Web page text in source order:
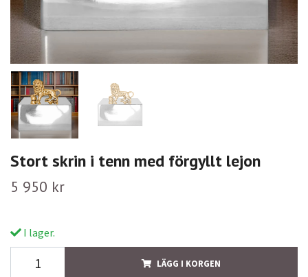
Stort skrin i tenn med förgyllt lejon
5 950 kr
I lager.
LÄGG I KORGEN